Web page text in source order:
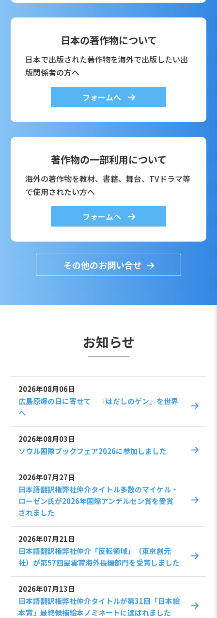
日本の著作物について
日本で出版された著作物を海外で出版したい出
版関係者の方へ
フォームへ
著作物の一部利用について
海外の著作物を教材、書籍、舞台、TVドラマ等
で使用されたい方へ
フォームへ
その他のお問い合せ
お知らせ
2026年08月06日
広島原爆の日に寄せて 『はだしのゲン』を世界
へ
2026年08月03日
ソウル国際ブックフェア2026に参加しました
2026年07月27日
日本語翻訳権弊社仲介タイトル多数のマイケル・
ローゼン氏が2026年国際アンデルセン賞を受賞
されました
2026年07月21日
日本語翻訳権弊社仲介「反転領域」（東京創元
社）が第57回星雲賞海外長編部門を受賞しました
2026年07月13日
日本語翻訳権弊社仲介タイトルが第31回「日本絵
本賞」最終候補絵本ノミネートに選ばれました